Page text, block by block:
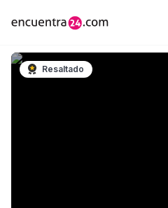
Resaltado